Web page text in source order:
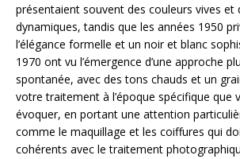
présentaient souvent des couleurs vives et
dynamiques, tandis que les années 1950
l’élégance formelle et un noir et blanc
1970 ont vu l’émergence d’une approche
spontanée, avec des tons chauds et un
votre traitement à l’époque spécifique que
évoquer, en portant une attention
comme le maquillage et les coiffures qui
cohérents avec le traitement